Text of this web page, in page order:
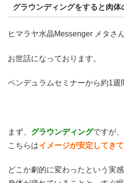
グラウンディングをすると肉体
ヒマラヤ水晶Messenger メタさ
お世話になっております。
ペンデュラムセミナーから約1週
まず、 グラウンディングですが、
こちらはイメージが安定してき
どこか劇的に変わったという実